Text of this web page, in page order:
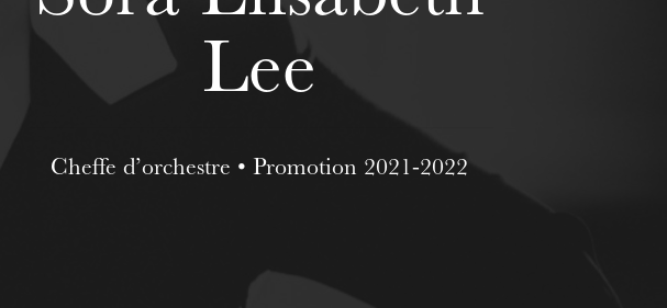
Lee
Cheffe d’orchestre • Promotion 2021-2022